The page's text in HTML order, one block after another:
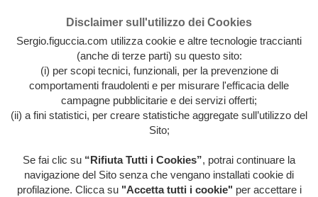
Archivio intera attività artistica di Sergio Figuccia & Opinionismo
personale
Disclaimer sull'utilizzo dei Cookies
Sergio.figuccia.com utilizza cookie e altre tecnologie traccianti
(anche di terze parti) su questo sito:
(i) per scopi tecnici, funzionali, per la prevenzione di
comportamenti fraudolenti e per misurare l'efficacia delle
campagne pubblicitarie e dei servizi offerti;
(ii) a fini statistici, per creare statistiche aggregate sull’utilizzo del
Sito;
Se fai clic su “Rifiuta Tutti i Cookies”, potrai continuare la
navigazione del Sito senza che vengano installati cookie di
profilazione. Clicca su "Accetta tutti i cookie" per accettare i